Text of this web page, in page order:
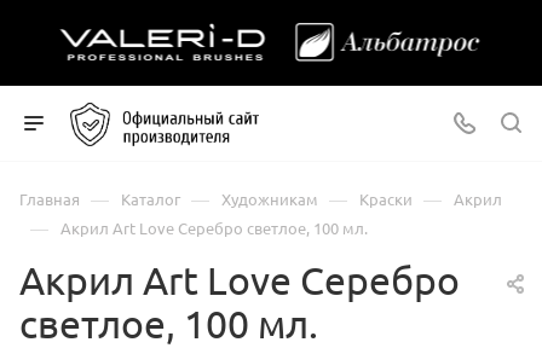
Главная — Каталог — Художникам — Краски — Акрил
— Акрил Art Love Серебро светлое, 100 мл.
Акрил Art Love Серебро
светлое, 100 мл.